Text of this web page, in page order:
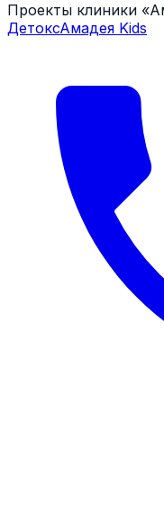
Проекты клиники
ДетоксАмадея Kids